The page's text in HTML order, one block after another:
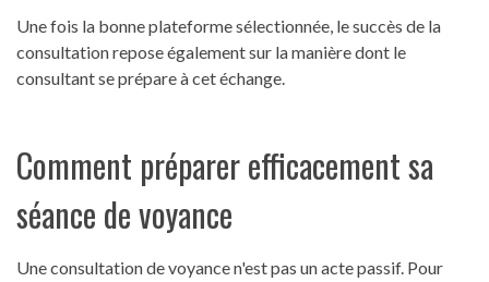
Une fois la bonne plateforme sélectionnée, le succès de la
consultation repose également sur la manière dont le
consultant se prépare à cet échange.
Comment préparer efficacement sa
séance de voyance
Une consultation de voyance n'est pas un acte passif. Pour